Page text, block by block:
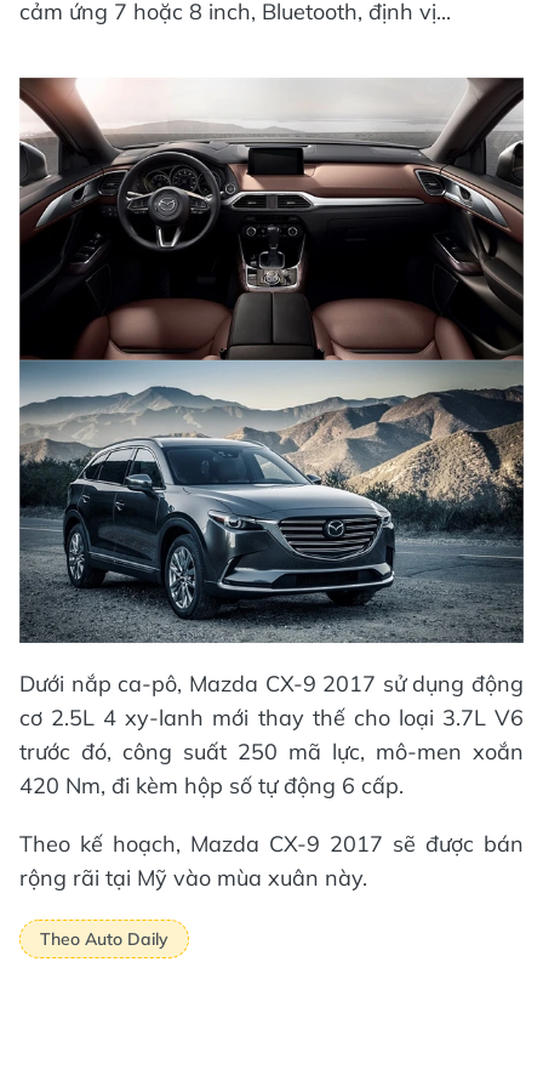
cảm ứng 7 hoặc 8 inch, Bluetooth, định vị...
Dưới nắp ca-pô, Mazda CX-9 2017 sử dụng động
cơ 2.5L 4 xy-lanh mới thay thế cho loại 3.7L V6
trước đó, công suất 250 mã lực, mô-men xoắn
420 Nm, đi kèm hộp số tự động 6 cấp.
Theo kế hoạch, Mazda CX-9 2017 sẽ được bán
rộng rãi tại Mỹ vào mùa xuân này.
Theo Auto Daily